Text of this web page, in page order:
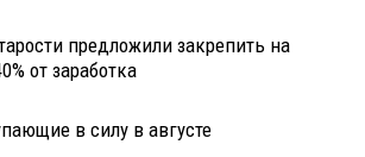
предложили закрепить на
от заработка
в силу в августе